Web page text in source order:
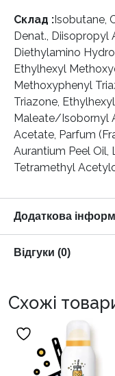
Склад : Isobutane,
Denat., Diisopropyl
Diethylamino
Ethylhexyl
Methoxyphenyl
Triazone,
Maleate/Isobornyl
Acetate, Parfum
Aurantium Peel
Tetramethyl
Додаткова
Відгуки (0)
Схожі